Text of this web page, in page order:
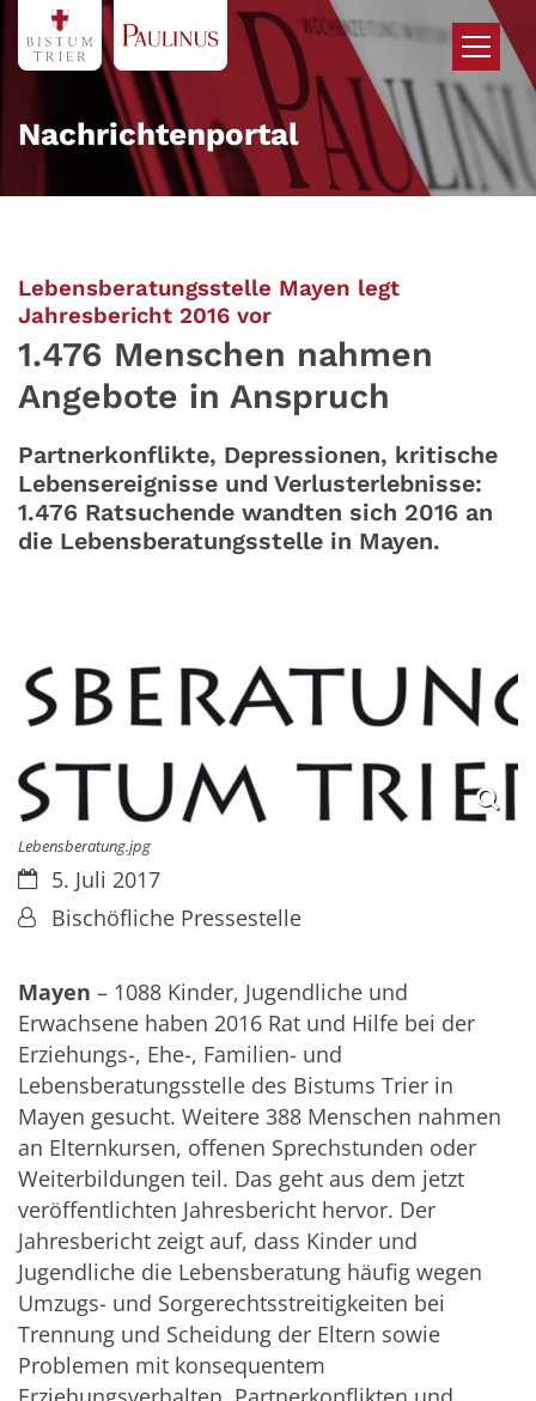
Zum Inhalt springen
Nachrichtenportal
Lebensberatungsstelle Mayen legt
Jahresbericht 2016 vor:
1.476 Menschen nahmen
Angebote in Anspruch
Partnerkonflikte, Depressionen, kritische
Lebensereignisse und Verlusterlebnisse:
1.476 Ratsuchende wandten sich 2016 an
die Lebensberatungsstelle in Mayen.
Lebensberatung.jpg
Datum:5. Juli 2017
Von:Bischöfliche Pressestelle
Mayen – 1088 Kinder, Jugendliche und
Erwachsene haben 2016 Rat und Hilfe bei der
Erziehungs-, Ehe-, Familien- und
Lebensberatungsstelle des Bistums Trier in
Mayen gesucht. Weitere 388 Menschen nahmen
an Elternkursen, offenen Sprechstunden oder
Weiterbildungen teil. Das geht aus dem jetzt
veröffentlichten Jahresbericht hervor. Der
Jahresbericht zeigt auf, dass Kinder und
Jugendliche die Lebensberatung häufig wegen
Umzugs- und Sorgerechtsstreitigkeiten bei
Trennung und Scheidung der Eltern sowie
Problemen mit konsequentem